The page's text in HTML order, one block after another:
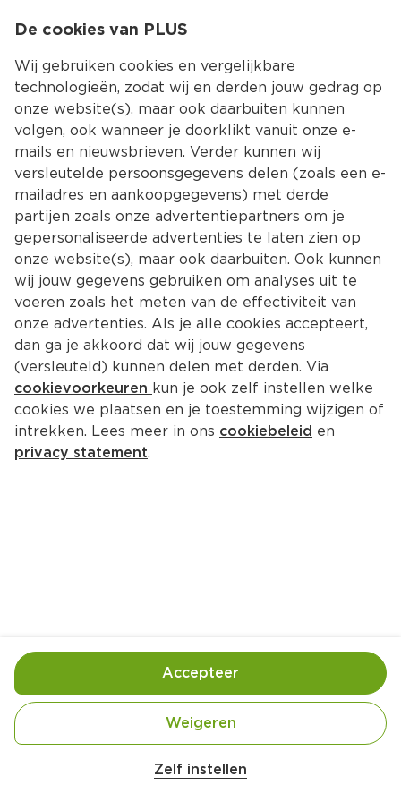
Kies jouw
2 stuks Mora Veggie-Saté
180 gram Rijstnoedels
De cookies van PLUS
Wij gebruiken cookies en vergelijkbare
technologieën, zodat wij en derden jouw gedrag op
onze website(s), maar ook daarbuiten kunnen
volgen, ook wanneer je doorklikt vanuit onze e-
mails en nieuwsbrieven. Verder kunnen wij
versleutelde persoonsgegevens delen (zoals een e-
mailadres en aankoopgegevens) met derde
partijen zoals onze advertentiepartners om je
gepersonaliseerde advertenties te laten zien op
onze website(s), maar ook daarbuiten. Ook kunnen
wij jouw gegevens gebruiken om analyses uit te
voeren zoals het meten van de effectiviteit van
onze advertenties. Als je alle cookies accepteert,
dan ga je akkoord dat wij jouw gegevens
(versleuteld) kunnen delen met derden. Via
cookievoorkeuren kun je ook zelf instellen welke
cookies we plaatsen en je toestemming wijzigen of
intrekken. Lees meer in ons cookiebeleid en
privacy statement.
Zelf instellen
Weigeren
Accepteer